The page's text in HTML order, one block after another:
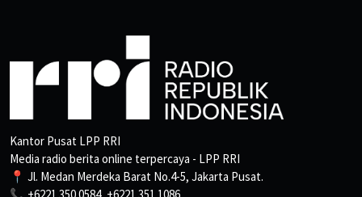
Kantor Pusat LPP RRI
Media radio berita online terpercaya - LPP RRI
📍 Jl. Medan Merdeka Barat No.4-5, Jakarta Pusat.
📞 +6221 350 0584, +6221 351 1086